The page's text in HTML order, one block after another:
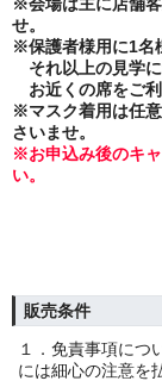
せ。
※保護者様用に1名
それ以上の見学に
お近くの席をご利
※マスク着用は任
さいませ。
※お申込み後のキ
い。
販売条件
１．免責事項につ
には細心の注意を